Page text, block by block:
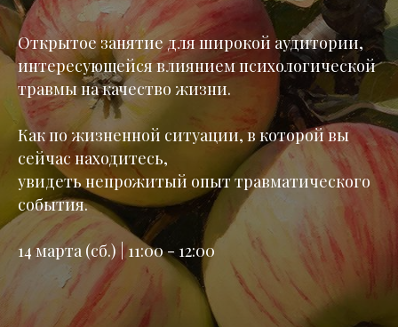
Открытое занятие для широкой аудитории,
интересующейся влиянием психологической
травмы на качество жизни.
Как по жизненной ситуации, в которой вы
сейчас находитесь,
увидеть непрожитый опыт травматического
события.
14 марта (сб.) | 11:00 - 12:00